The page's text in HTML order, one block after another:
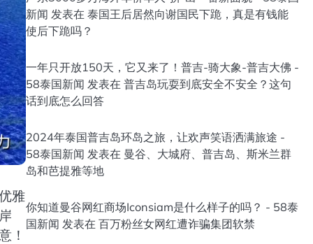
雅
！
新闻 发表在 泰国王后居然向谢国民下跪，真是有钱能
使后下跪吗？
一年只开放150天，它又来了！普吉-骑大象-普吉大佛 -
58泰国新闻 发表在 普吉岛玩耍到底安全不安全？这句
话到底怎么回答
2024年泰国普吉岛环岛之旅，让欢声笑语洒满旅途 -
58泰国新闻 发表在 曼谷、大城府、普吉岛、斯米兰群
岛和芭提雅等地
你知道曼谷网红商场Iconsiam是什么样子的吗？ - 58泰
国新闻 发表在 百万粉丝女网红遭诈骗集团软禁